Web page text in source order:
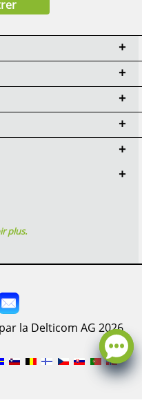
plus.
la Delticom AG 2026